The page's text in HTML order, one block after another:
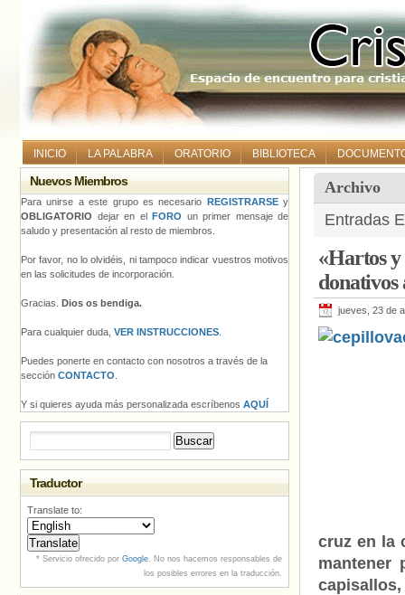
INICIO LA PALABRA ORATORIO BIBLIOTECA
Archivo
Entradas
«Hartos y
donativos
jueves, 23 de
cruz en la
mantener
Nuevos Miembros
Para unirse a este grupo es necesario REGISTRARSEy
OBLIGATORIO dejar en el FORO un primer mensaje de
saludo y presentación al resto de miembros.
Por favor, no lo olvidéis, ni tampoco indicar vuestros motivos
en las solicitudes de incorporación.
Gracias. Dios os bendiga.
Para cualquier duda, VER INSTRUCCIONES
Puedes ponerte en contacto con nosotros a través de la
sección CONTACTO
Y si quieres ayuda más personalizada escríbenos AQUÍ
Traductor
Translate to:
* Servicio ofrecido por Google. No nos hacemos responsables de
los posibles errores en la traducción.